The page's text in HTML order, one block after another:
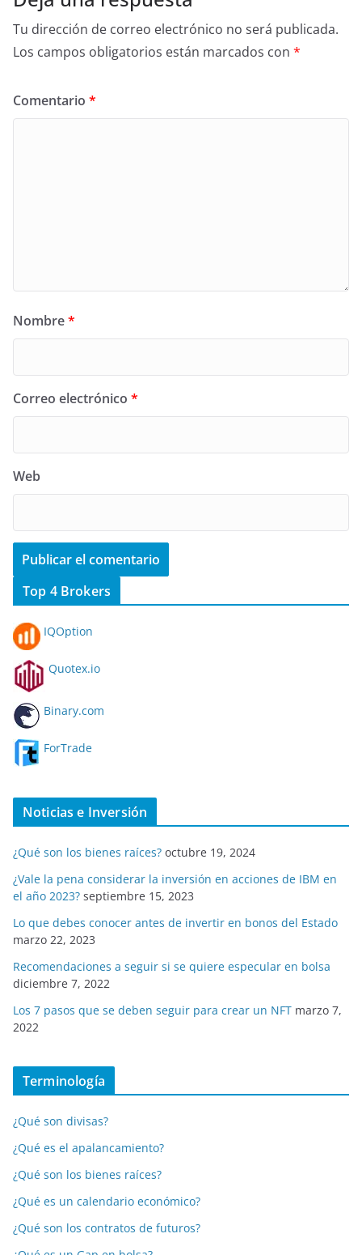
Tu dirección de correo electrónico no será publicada.
Los campos obligatorios están marcados con *
Comentario *
Nombre*
Correo electrónico *
Web
Top 4 Brokers
IQOption
Quotex.io
Binary.com
ForTrade
Noticias e Inversión
¿Qué son los bienes raíces? octubre 19, 2024
¿Vale la pena considerar la inversión en acciones de IBM en
el año 2023? septiembre 15, 2023
Lo que debes conocer antes de invertir en bonos del Estado
marzo 22, 2023
Recomendaciones a seguir si se quiere especular en bolsa
diciembre 7, 2022
Los 7 pasos que se deben seguir para crear un NFT marzo 7,
2022
Terminología
¿Qué son divisas?
¿Qué es el apalancamiento?
¿Qué son los bienes raíces?
¿Qué es un calendario económico?
¿Qué son los contratos de futuros?